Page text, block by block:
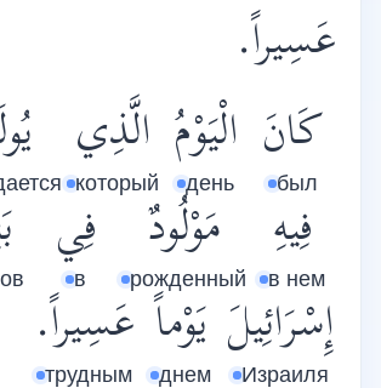
عَسِيراً.
كَانَ
был
الْيَوْمُ
день
الَّذِي
который
فِيهِ
в нем
مَوْلُودٌ
рожденный
فِي
в
إِسْرَائِيلَ
Израиля
يَوْماً
днем
عَسِيراً.
трудным